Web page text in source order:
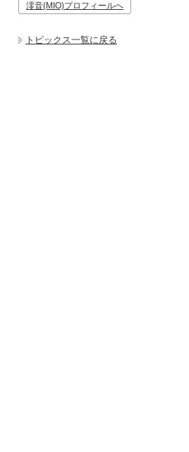
澪音(MIO)プロフィールへ
トピックス一覧に戻る